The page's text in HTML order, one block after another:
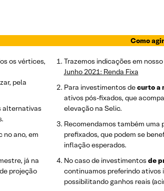
os vértices,
pela
alternativas
no ano, em
já na
projeção
Como
Trazemos indicações em
Junho 2021: Renda Fixa
Para investimentos decurto a
ativos pós-fixados, que
elevação na Selic.
Recomendamos também uma
prefixados, que podem se
inflação esperados.
No caso de investimentos de
continuamos preferindo ativos
possibilitando ganhos reais